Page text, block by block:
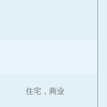
住宅，商业